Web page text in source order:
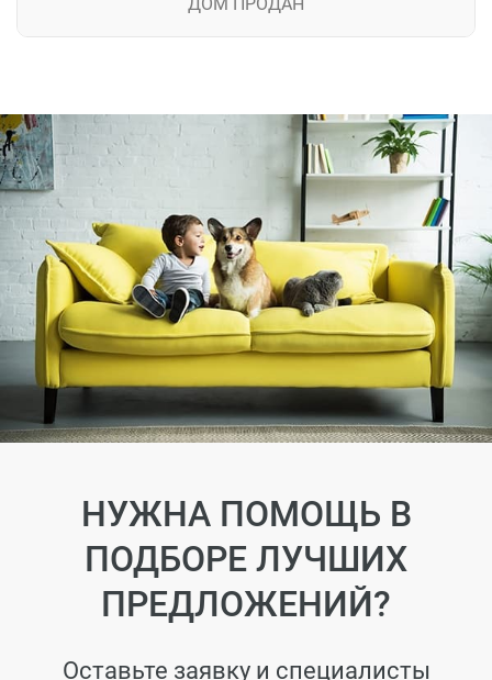
НУЖНА ПОМОЩЬ В
ПОДБОРЕ ЛУЧШИХ
ПРЕДЛОЖЕНИЙ?
Оставьте заявку и специалисты